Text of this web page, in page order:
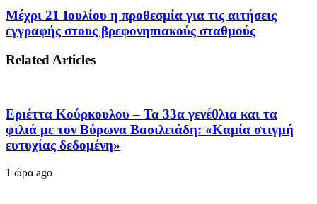
Μέχρι 21 Ιουλίου η προθεσμία για τις αιτήσεις
εγγραφής στους βρεφονηπιακούς σταθμούς
Related Articles
Εριέττα Κούρκουλου – Τα 33α γενέθλια και τα
φιλιά με τον Βύρωνα Βασιλειάδη: «Καμία στιγμή
ευτυχίας δεδομένη»
1 ώρα ago